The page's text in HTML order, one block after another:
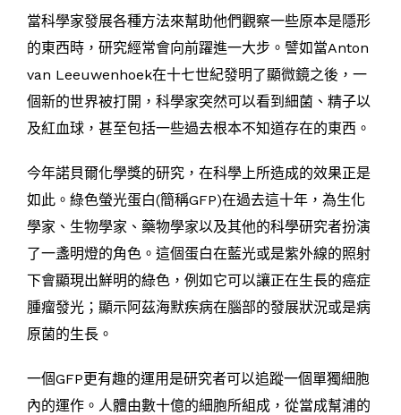
當科學家發展各種方法來幫助他們觀察一些原本是隱形
的東西時，研究經常會向前躍進一大步。譬如當Anton
van Leeuwenhoek在十七世紀發明了顯微鏡之後，一
個新的世界被打開，科學家突然可以看到細菌、精子以
及紅血球，甚至包括一些過去根本不知道存在的東西。
今年諾貝爾化學獎的研究，在科學上所造成的效果正是
如此。綠色螢光蛋白(簡稱GFP)在過去這十年，為生化
學家、生物學家、藥物學家以及其他的科學研究者扮演
了一盞明燈的角色。這個蛋白在藍光或是紫外線的照射
下會顯現出鮮明的綠色，例如它可以讓正在生長的癌症
腫瘤發光；顯示阿茲海默疾病在腦部的發展狀況或是病
原菌的生長。
一個GFP更有趣的運用是研究者可以追蹤一個單獨細胞
內的運作。人體由數十億的細胞所組成，從當成幫浦的